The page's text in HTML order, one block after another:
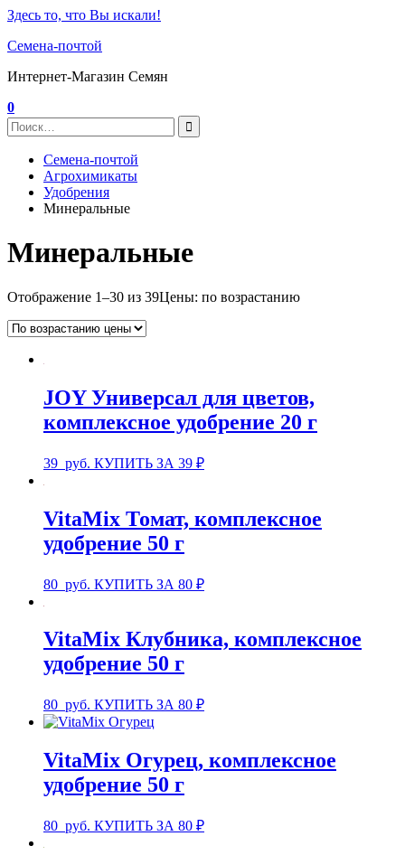
Здесь то, что Вы искали!
Семена-почтой
Интернет-Магазин Семян
0
Семена-почтой
Агрохимикаты
Удобрения
Минеральные
Минеральные
Отображение 1–30 из 39Цены: по возрастанию
JOY Универсал для цветов,
комплексное удобрение 20 г
39 руб. КУПИТЬ ЗА 39 ₽
VitaMix Томат, комплексное
удобрение 50 г
80 руб. КУПИТЬ ЗА 80 ₽
VitaMix Клубника, комплексное
удобрение 50 г
80 руб. КУПИТЬ ЗА 80 ₽
VitaMix Огурец, комплексное
удобрение 50 г
80 руб. КУПИТЬ ЗА 80 ₽